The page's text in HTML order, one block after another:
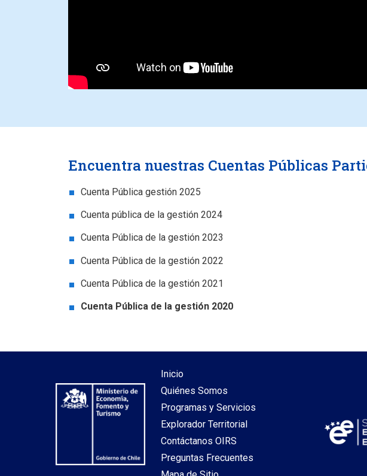
Encuentra nuestras Cuentas Públicas
Cuenta Pública gestión 2025
Cuenta pública de la gestión 2024
Cuenta Pública de la gestión 2023
Cuenta Pública de la gestión 2022
Cuenta Pública de la gestión 2021
Cuenta Pública de la gestión 2020
Inicio
Quiénes Somos
Programas y Servicios
Explorador Territorial
Contáctanos OIRS
Preguntas Frecuentes